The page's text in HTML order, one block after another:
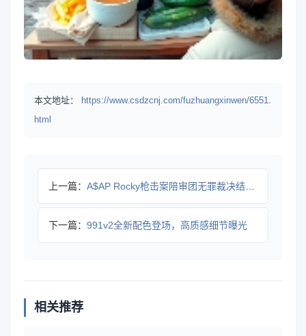
本文地址：
https://www.csdzcnj.com/fuzhuangxinwen/6551.
html
上一篇： A$AP Rocky枪击案陪审团无罪裁决结果如何？
下一篇： 991v2全新配色登场，高质感细节曝光
相关推荐